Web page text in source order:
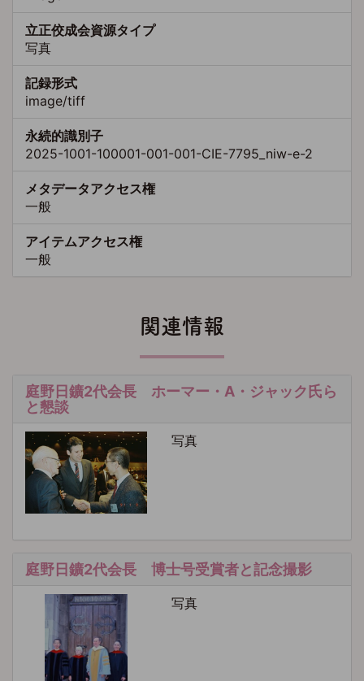
立正佼成会資源タイプ
写真
記録形式
image/tiff
永続的識別子
2025-1001-100001-001-001-CIE-7795_niw-e-2
メタデータアクセス権
一般
アイテムアクセス権
一般
関連情報
庭野日鑛2代会長 ホーマー・A・ジャック氏ら
と懇談
写真
庭野日鑛2代会長 博士号受賞者と記念撮影
写真